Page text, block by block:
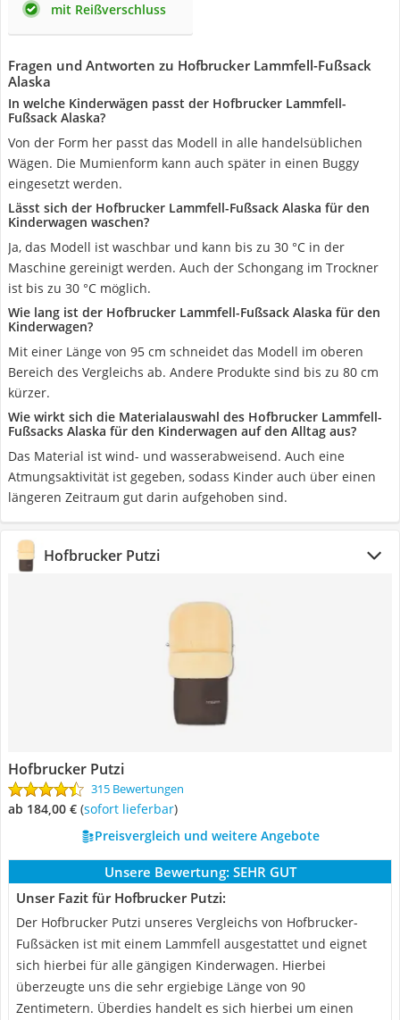
mit Reißverschluss
Fragen und Antworten zu Hofbrucker Lammfell-Fußsack
Alaska
In welche Kinderwägen passt der Hofbrucker Lammfell-
Fußsack Alaska?
Von der Form her passt das Modell in alle handelsüblichen
Wägen. Die Mumienform kann auch später in einen Buggy
eingesetzt werden.
Lässt sich der Hofbrucker Lammfell-Fußsack Alaska für den
Kinderwagen waschen?
Ja, das Modell ist waschbar und kann bis zu 30 °C in der
Maschine gereinigt werden. Auch der Schongang im Trockner
ist bis zu 30 °C möglich.
Wie lang ist der Hofbrucker Lammfell-Fußsack Alaska für den
Kinderwagen?
Mit einer Länge von 95 cm schneidet das Modell im oberen
Bereich des Vergleichs ab. Andere Produkte sind bis zu 80 cm
kürzer.
Wie wirkt sich die Materialauswahl des Hofbrucker Lammfell-
Fußsacks Alaska für den Kinderwagen auf den Alltag aus?
Das Material ist wind- und wasserabweisend. Auch eine
Atmungsaktivität ist gegeben, sodass Kinder auch über einen
längeren Zeitraum gut darin aufgehoben sind.
Hofbrucker Putzi
Hofbrucker Putzi
315 Bewertungen
ab 184,00 € ( Sofort lieferbar)
Preisvergleich und weitere Angebote
Unsere Bewertung: SEHR GUT
Unser Fazit für Hofbrucker Putzi:
Der Hofbrucker Putzi unseres Vergleichs von Hofbrucker-
Fußsäcken ist mit einem Lammfell ausgestattet und eignet
sich hierbei für alle gängigen Kinderwagen. Hierbei
überzeugte uns die sehr ergiebige Länge von 90
Zentimetern. Überdies handelt es sich hierbei um einen